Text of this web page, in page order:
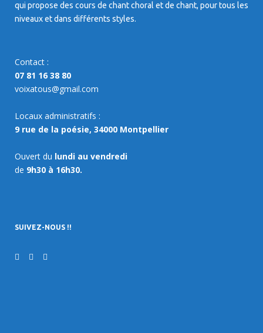
qui propose des cours de chant choral et de chant, pour tous les
niveaux et dans différents styles.
Contact :
07 81 16 38 80
voixatous@gmail.com
Locaux administratifs :
9 rue de la poésie, 34000 Montpellier
Ouvert du lundi au vendredi
de 9h30 à 16h30.
SUIVEZ-NOUS !!